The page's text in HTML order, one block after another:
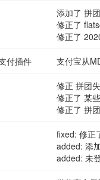
添加了 拼
修正了
修正了
付插件 支付宝从
修正 拼团
修正了 某
修正了 拼
fixed: 修正
added: 添
added: 未